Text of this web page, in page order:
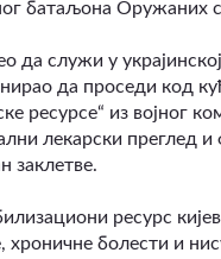
батаљона Оружаних
да служи у
да проседи код
ресурсе“ из војног
лекарски преглед
заклетве.
ресурс
болести и